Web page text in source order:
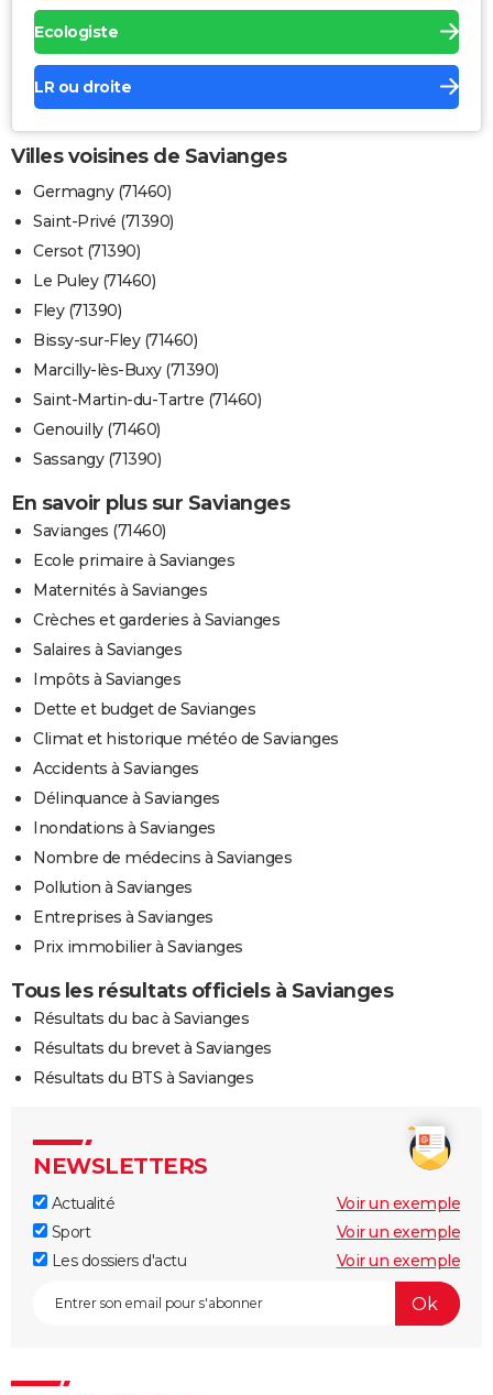
Ecologiste
LR ou droite
Villes voisines de Savianges
Germagny (71460)
Saint-Privé (71390)
Cersot (71390)
Le Puley (71460)
Fley (71390)
Bissy-sur-Fley (71460)
Marcilly-lès-Buxy (71390)
Saint-Martin-du-Tartre (71460)
Genouilly (71460)
Sassangy (71390)
En savoir plus sur Savianges
Savianges (71460)
Ecole primaire à Savianges
Maternités à Savianges
Crèches et garderies à Savianges
Salaires à Savianges
Impôts à Savianges
Dette et budget de Savianges
Climat et historique météo de Savianges
Accidents à Savianges
Délinquance à Savianges
Inondations à Savianges
Nombre de médecins à Savianges
Pollution à Savianges
Entreprises à Savianges
Prix immobilier à Savianges
Tous les résultats officiels à Savianges
Résultats du bac à Savianges
Résultats du brevet à Savianges
Résultats du BTS à Savianges
NEWSLETTERS
Actualité
Voir un exemple
Sport
Voir un exemple
Les dossiers d'actu
Voir un exemple